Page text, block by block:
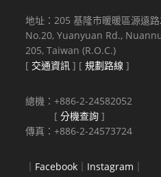
地址：205 基隆市暖暖區源遠
No.20, Yuanyuan Rd.,
205, Taiwan (R.O.C.)
[ 交通資訊 ] [規劃路線 ]
總機：+886-2-24582052
[分機查詢 ]
傳真：+886-2-24573724
｜ Facebook ｜ Instagram ｜